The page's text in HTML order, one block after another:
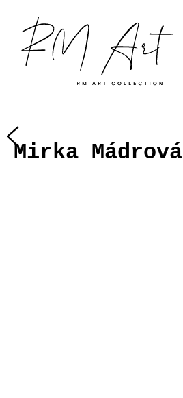
Mirka Mádrová